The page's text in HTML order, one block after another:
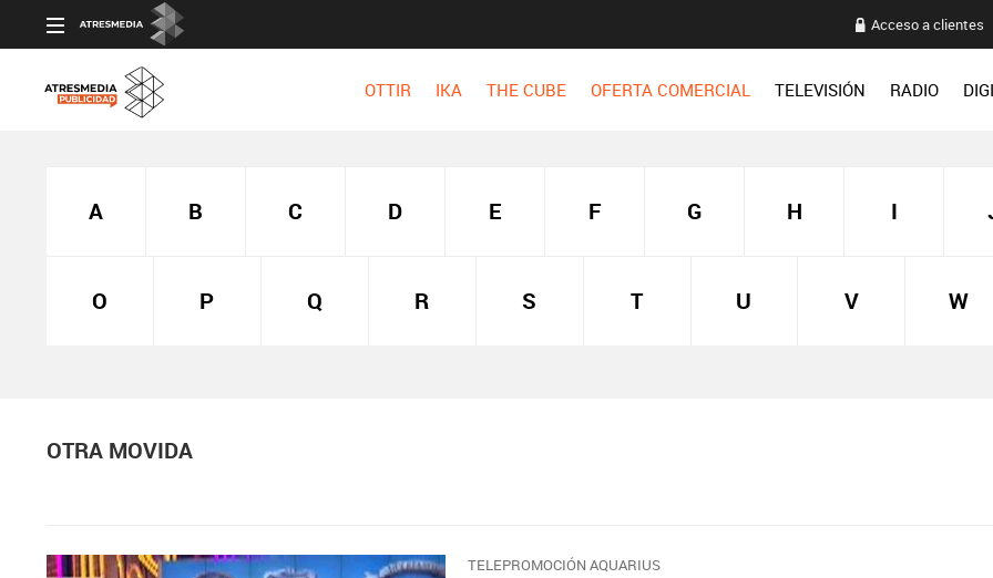
Acceso a clientes
OTTIR IKA THE CUBE OFERTA COMERCIAL TELEVISIÓN RADIO
A B C D E F G H I
O P Q R S T U V W
OTRA MOVIDA
TELEPROMOCIÓN AQUARIUS